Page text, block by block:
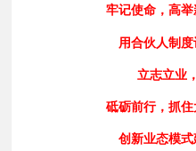
牢记使命，高举
用合伙人制度
立志立业
砥砺前行，抓住
创新业态模式